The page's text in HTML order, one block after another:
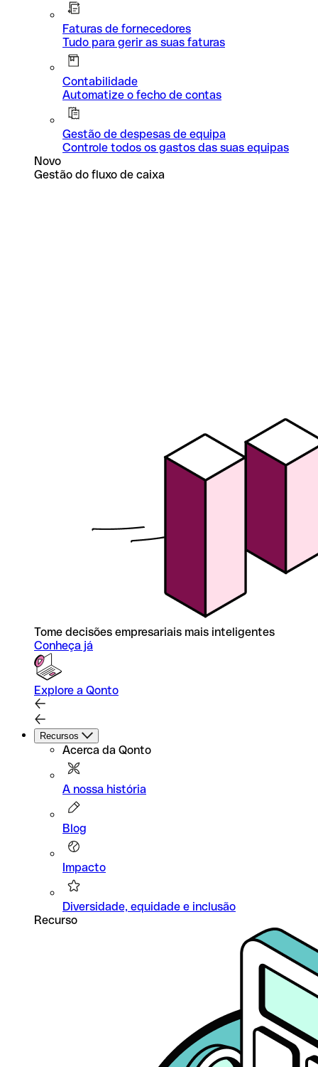
Faturas de fornecedores
Tudo para gerir as suas faturas
Contabilidade
Automatize o fecho de contas
Gestão de despesas de equipa
Controle todos os gastos das suas equipas
Novo
Gestão do fluxo de caixa
Tome decisões empresariais mais inteligentes
Conheça já
Explore a Qonto
Recursos
Acerca da Qonto
A nossa história
Blog
Impacto
Diversidade, equidade e inclusão
Recurso